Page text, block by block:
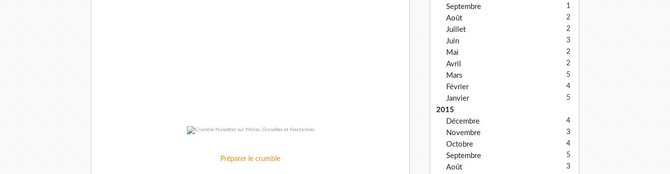
Préparer le crumble
Septembre 1
Août 2
Juillet 2
Juin 3
Mai 2
Avril 2
Mars 5
Février 4
Janvier 5
2015
Décembre
4
Novembre 3
Octobre 4
Septembre 5
Août 3